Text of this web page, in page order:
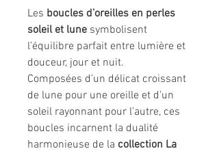
Les boucles d’oreilles en perles
soleil et lune symbolisent
l’équilibre parfait entre lumière et
douceur, jour et nuit.
Composées d’un délicat croissant
de lune pour une oreille et d’un
soleil rayonnant pour l’autre, ces
boucles incarnent la dualité
harmonieuse de la collection La